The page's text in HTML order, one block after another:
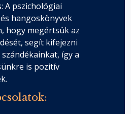
A pszichológiai
hangoskönyvek
hogy megértsük az
segít kifejezni
így a
is pozitív